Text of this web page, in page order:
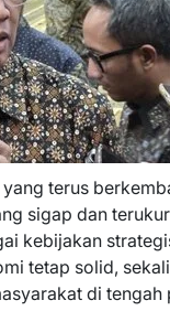
terus
sigap dan
kebijakan
tetap solid,
di tengah